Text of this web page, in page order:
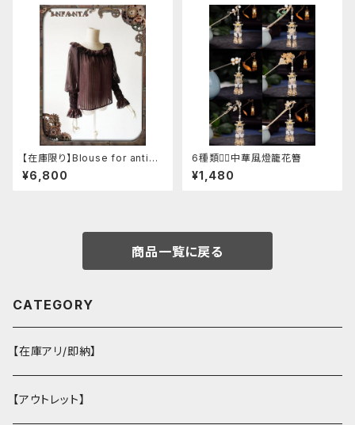
【在庫限り】Blouse for antiqu
e automaton
¥6,800
6種類❁⃘中華風燈籠花簪
¥1,480
商品一覧に戻る
CATEGORY
【在庫アリ/即納】
【アウトレット】